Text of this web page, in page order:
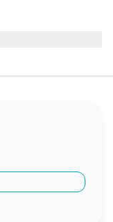
ouverte de Juin
privée, animaux
extincteur,